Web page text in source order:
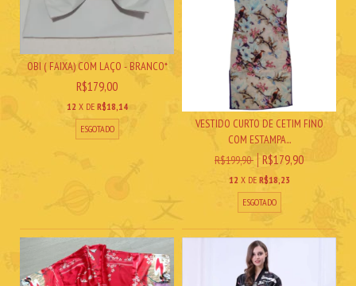
OBI ( FAIXA) COM LAÇO - BRANCO*
R$179,00
12 X DE R$18,14
ESGOTADO
VESTIDO CURTO DE CETIM FINO
COM ESTAMPA...
R$199,90
R$179,90
12 X DE R$18,23
ESGOTADO